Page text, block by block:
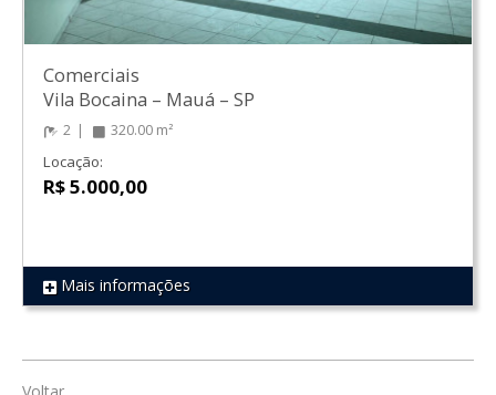
REF 222
Comerciais
Vila Bocaina – Mauá – SP
2 320.00 m²
Locação:
R$ 5.000,00
Mais informações